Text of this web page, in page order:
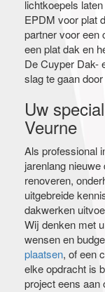
lichtkoepels
EPDM voor plat
partner voor een
een plat dak en
De Cuyper Dak-
slag te gaan
Uw
Veurne
Als professional
jarenlang
renoveren,
uitgebreide
dakwerken
Wij denken met
wensen en
plaatsen, of een
elke opdracht is
project eens aan